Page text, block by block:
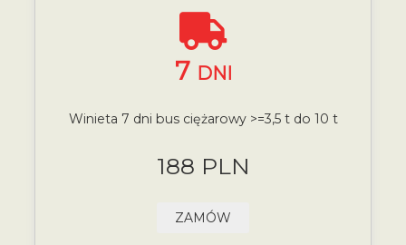
7 DNI
Winieta 7 dni bus ciężarowy >=3,5 t do 10 t
188 PLN
ZAMÓW